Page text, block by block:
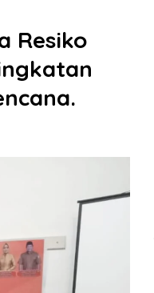
Resiko